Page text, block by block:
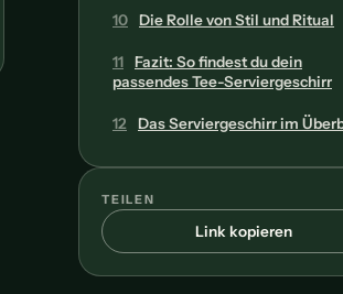
10 Die Rolle von Stil und Ritual
11
Fazit: So findest du dein
passendes Tee-Serviergeschirr
12 Das Serviergeschirr im
TEILEN
Link kopieren